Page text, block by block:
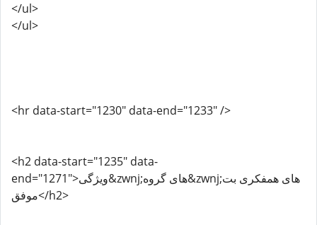
</ul>
</ul>
<hr data-start="1230" data-end="1233" />
<h2 data-start="1235" data-
end="1271">ویژگی&zwnj;های گروه&zwnj;های همفکری بت
موفق</h2>